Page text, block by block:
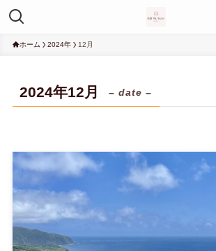
ホーム 2024年 12月
2024年12月 – date –